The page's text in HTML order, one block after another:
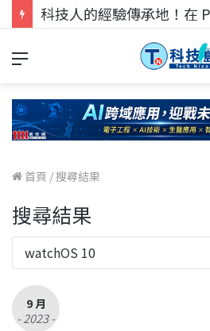
首頁 /搜尋結果
搜尋結果
9 月
- 2023 -